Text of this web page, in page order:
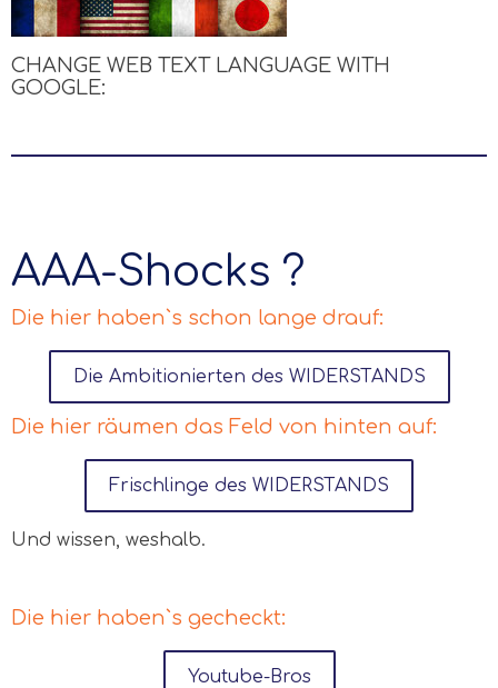
CHANGE WEB TEXT LANGUAGE WITH
GOOGLE:
AAA-Shocks ?
Die hier haben`s schon lange drauf:
Die Ambitionierten des WIDERSTANDS
Die hier räumen das Feld von hinten auf:
Frischlinge des WIDERSTANDS
Und wissen, weshalb.
Die hier haben`s gecheckt:
Youtube-Bros